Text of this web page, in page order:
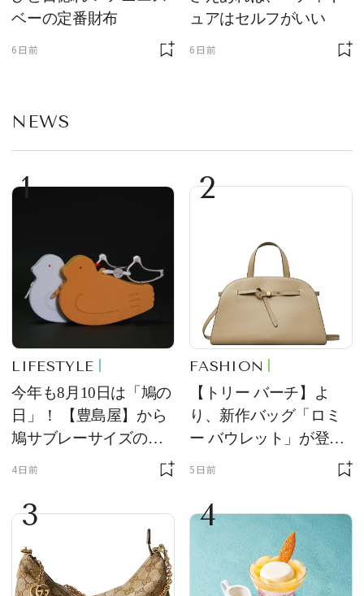
ベーの定番財布
6日前
ュアはセルフがいい
6日前
NEWS
1
LIFESTYLE
今年も8月10日は「鳩の
日」！ 【豊島屋】から
鳩サブレーサイズのポ
ーチ「はとっこ」を限
4日前
2
FASHION
【トリー バーチ】よ
り、新作バッグ「ロミ
ー バウレット」が登
場！ デザイン性と収納
5日前
3 4